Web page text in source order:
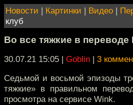
Новости | Картинки | Видео |
клуб
Во все тяжкие в переводе
30.07.21 15:05 | Goblin | 3
Седьмой и восьмой эпизоды
тяжкие» в правильном
просмотра на сервисе Wink.